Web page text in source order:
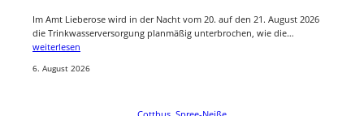
Im Amt Lieberose wird in der Nacht vom 20. auf den 21. August 2026
die Trinkwasserversorgung planmäßig unterbrochen, wie die…
weiterlesen
6. August 2026